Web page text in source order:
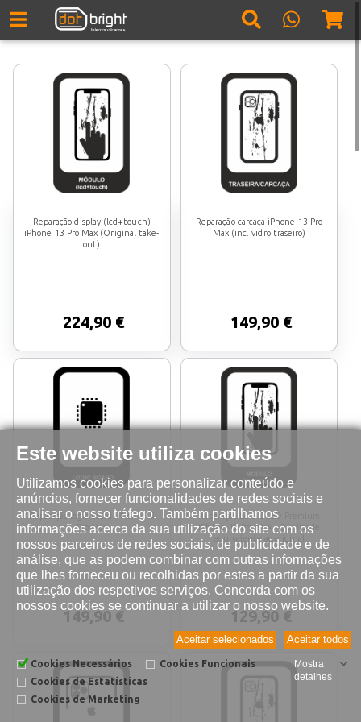
Este website utiliza cookies
Utilizamos cookies para personalizar conteúdo e
anúncios, fornecer funcionalidades de redes sociais e
analisar o nosso tráfego. Também partilhamos
informações acerca da sua utilização do site com os
nossos parceiros de redes sociais, de publicidade e de
análise, que as podem combinar com outras informações
que lhes forneceu ou recolhidas por estes a partir da sua
utilização dos respetivos serviços. Concorda com os
nossos cookies se continuar a utilizar o nosso website.
Aceitar todos
Aceitar selecionados
Cookies Necessários
Cookies Funcionais
Cookies de Estatísticas
Cookies de Marketing
Mostra
detalhes
Reparação display (lcd+touch)
iPhone 13 Pro Max (Original take-
out)
224,90 €
Reparação carcaça iPhone 13 Pro
Max (inc. vidro traseiro)
149,90 €
Reparação logic board iPhone 13
Pro Max
149,90 €
Reparação Ecrã OLED Premium
iPhone 13 Pro Max - Qualidade
equivalente ao original
129,90 €